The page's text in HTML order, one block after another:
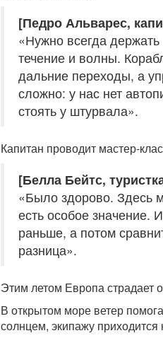
[Педро Альварес,
«Нужно всегда
течение и волны.
дальние переходы, а
сложно: у нас нет
стоять у штурвала».
Капитан проводит мастер-
[Белла Бейтс,
«Было здорово. Здесь
есть особое значение.
раньше, а потом
разница».
Этим летом Европа страдает
В открытом море ветер
солнцем, экипажу приходится